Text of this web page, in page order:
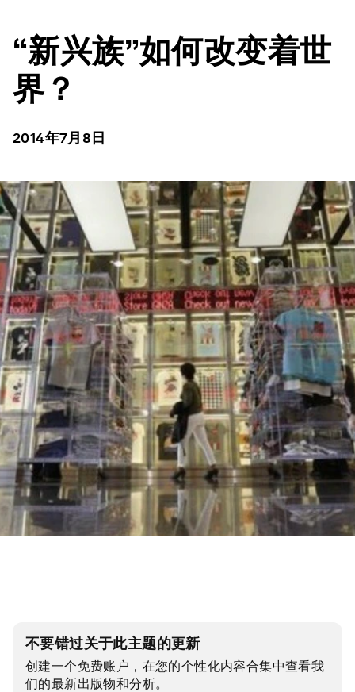
“新兴族”如何改变着世
界？
2014年7月8日
不要错过关于此主题的更新
创建一个免费账户，在您的个性化内容合集中查看我
们的最新出版物和分析。